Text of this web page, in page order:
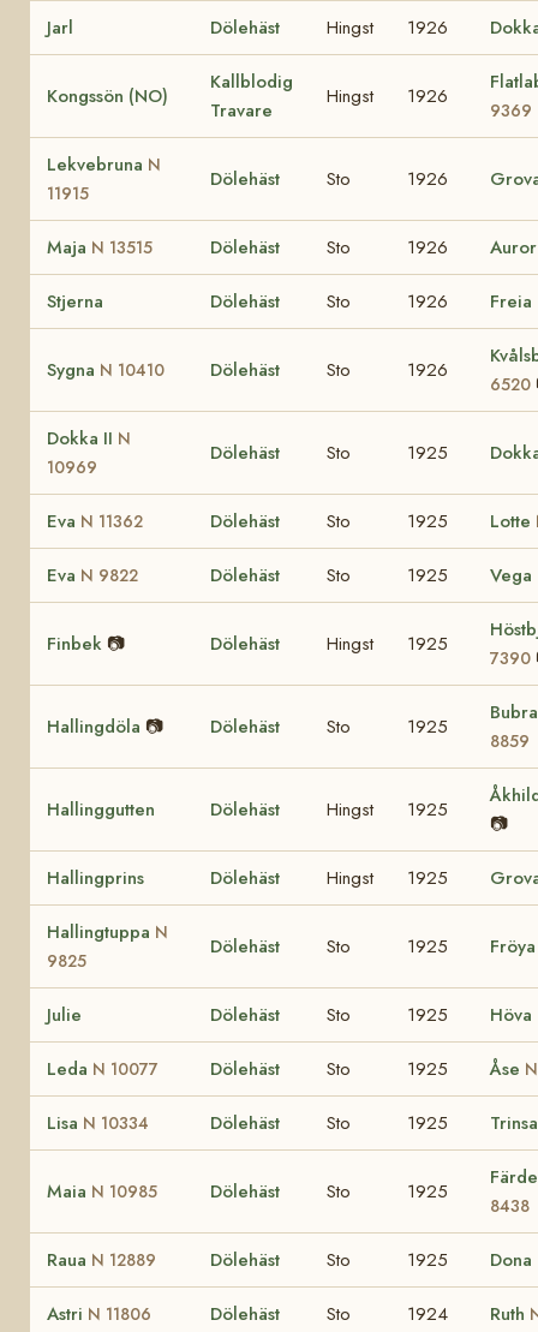
Jarl Dölehäst Hingst 1926
Kongssön (NO)
Kallblodig
Travare
Hingst 1926
9369
Lekvebruna N
11915
Dölehäst Sto 1926
Maja N 13515 Dölehäst Sto 1926
Stjerna Dölehäst Sto 1926 Freia
Sygna N 10410 Dölehäst Sto 1926
6520
Dokka II N
10969
Dölehäst Sto 1925
Eva N 11362 Dölehäst Sto 1925 Lotte
Eva N 9822 Dölehäst Sto 1925 Vega
Finbek 📷 Dölehäst Hingst 1925
7390
Hallingdöla 📷 Dölehäst Sto 1925
8859
Hallinggutten Dölehäst Hingst 1925
📷
Hallingprins Dölehäst Hingst 1925
Hallingtuppa N
9825
Dölehäst Sto 1925
Julie Dölehäst Sto 1925 Höva
Leda N 10077 Dölehäst Sto 1925 Åse
Lisa N 10334 Dölehäst Sto 1925
Maia N 10985 Dölehäst Sto 1925
8438
Raua N 12889 Dölehäst Sto 1925 Dona
Astri N 11806 Dölehäst Sto 1924 Ruth